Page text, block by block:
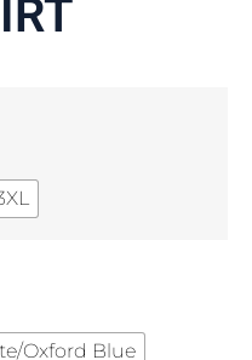
Oxford Blue